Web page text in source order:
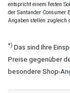
entspricht einem festen
der Santander Consumer
Angaben stellen zugleich
*) Das sind Ihre
Preise gegenüber
besondere Shop-